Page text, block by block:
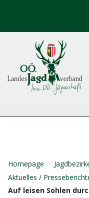
Homepage >
Aktuelles /
Auf leisen Sohlen